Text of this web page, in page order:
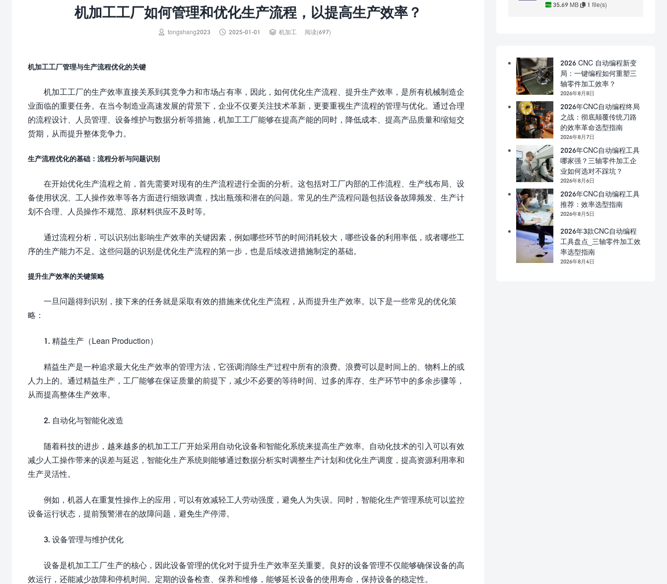
机加工工厂如何管理和优化生产流程，以提高生产效率？
 tongshang2023  2025-01-01  机加工 阅读(697)
机加工工厂管理与生产流程优化的关键
机加工工厂的生产效率直接关系到其竞争力和市场占有率，因此，如何优化生产流程、提升生产效率，是所有机械制造企
业面临的重要任务。在当今制造业高速发展的背景下，企业不仅要关注技术革新，更要重视生产流程的管理与优化。通过合理
的流程设计、人员管理、设备维护与数据分析等措施，机加工工厂能够在提高产能的同时，降低成本、提高产品质量和缩短交
货期，从而提升整体竞争力。
生产流程优化的基础：流程分析与问题识别
在开始优化生产流程之前，首先需要对现有的生产流程进行全面的分析。这包括对工厂内部的工作流程、生产线布局、设
备使用状况、工人操作效率等各方面进行细致调查，找出瓶颈和潜在的问题。常见的生产流程问题包括设备故障频发、生产计
划不合理、人员操作不规范、原材料供应不及时等。
通过流程分析，可以识别出影响生产效率的关键因素，例如哪些环节的时间消耗较大，哪些设备的利用率低，或者哪些工
序的生产能力不足。这些问题的识别是优化生产流程的第一步，也是后续改进措施制定的基础。
提升生产效率的关键策略
一旦问题得到识别，接下来的任务就是采取有效的措施来优化生产流程，从而提升生产效率。以下是一些常见的优化策
略：
1. 精益生产（Lean Production）
精益生产是一种追求最大化生产效率的管理方法，它强调消除生产过程中所有的浪费。浪费可以是时间上的、物料上的或
人力上的。通过精益生产，工厂能够在保证质量的前提下，减少不必要的等待时间、过多的库存、生产环节中的多余步骤等，
从而提高整体生产效率。
2. 自动化与智能化改造
随着科技的进步，越来越多的机加工工厂开始采用自动化设备和智能化系统来提高生产效率。自动化技术的引入可以有效
减少人工操作带来的误差与延迟，智能化生产系统则能够通过数据分析实时调整生产计划和优化生产调度，提高资源利用率和
生产灵活性。
例如，机器人在重复性操作上的应用，可以有效减轻工人劳动强度，避免人为失误。同时，智能化生产管理系统可以监控
设备运行状态，提前预警潜在的故障问题，避免生产停滞。
3. 设备管理与维护优化
设备是机加工工厂生产的核心，因此设备管理的优化对于提升生产效率至关重要。良好的设备管理不仅能够确保设备的高
效运行，还能减少故障和停机时间。定期的设备检查、保养和维修，能够延长设备的使用寿命，保持设备的稳定性。
35.69 MB 1 file(s)
2026 CNC 自动编程新变
局：一键编程如何重塑三
轴零件加工效率？
2026年8月8日
2026年CNC自动编程终局
之战：彻底颠覆传统刀路
的效率革命选型指南
2026年8月7日
2026年CNC自动编程工具
哪家强？三轴零件加工企
业如何选对不踩坑？
2026年8月6日
2026年CNC自动编程工具
推荐：效率选型指南
2026年8月5日
2026年3款CNC自动编程
工具盘点_三轴零件加工效
率选型指南
2026年8月4日